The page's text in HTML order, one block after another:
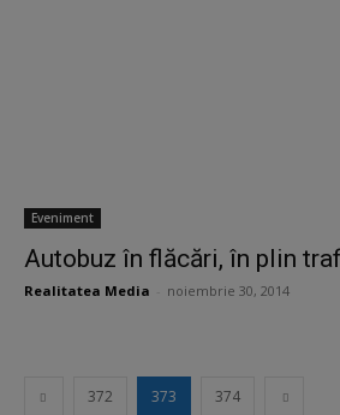
Eveniment
Autobuz în flăcări, în plin
Realitatea Media noiembrie 30, 2014
372 373 374